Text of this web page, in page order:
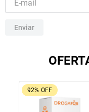
Enviar
92% OFF
10º lola